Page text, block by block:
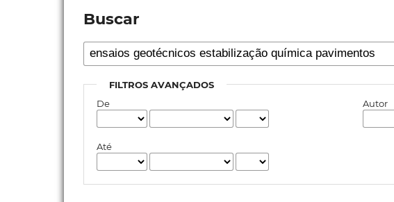
Buscar
FILTROS AVANÇADOS
De
Até
Autor